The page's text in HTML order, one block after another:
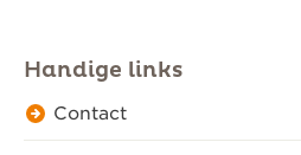
Handige links
Contact